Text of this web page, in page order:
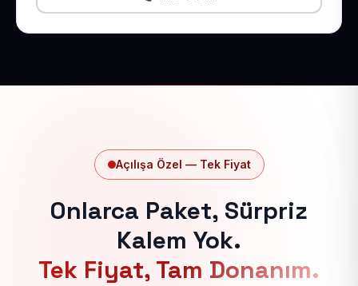
Açılışa Özel — Tek Fiyat
Onlarca Paket, Sürpriz
Kalem Yok.
Tek Fiyat, Tam Donanım.